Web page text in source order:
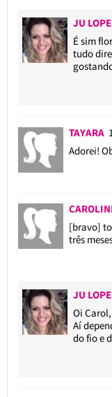
JU
É sim
tudo
TAYARA
Adorei!
[bravo]
três
JU
Oi
Aí
do fio e